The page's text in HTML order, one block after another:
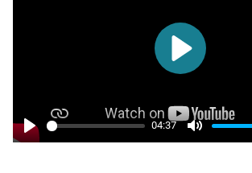
Play
04:37
Mute
Play